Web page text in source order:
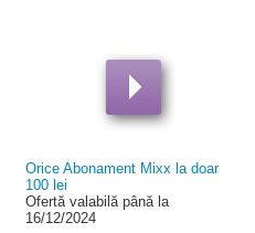
Orice Abonament Mixx la doar
100 lei
Ofertă valabilă până la
16/12/2024